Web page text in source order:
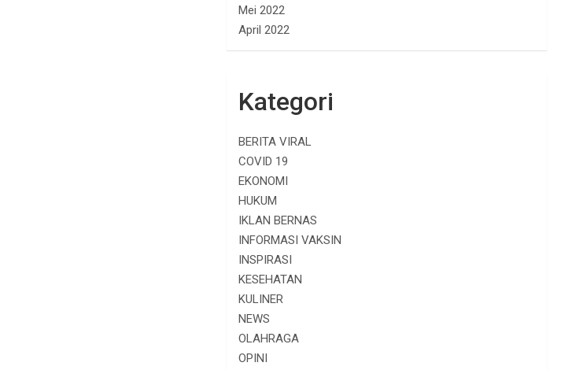
Mei 2022
April 2022
Kategori
BERITA VIRAL
COVID 19
EKONOMI
HUKUM
IKLAN BERNAS
INFORMASI VAKSIN
INSPIRASI
KESEHATAN
KULINER
NEWS
OLAHRAGA
OPINI